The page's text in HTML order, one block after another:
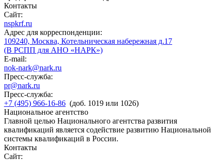
Контакты
Сайт:
nspkrf.ru
Адрес для корреспонденции:
109240, Москва, Котельническая набережная д.17
(В РСПП для АНО «НАРК»)
E-mail:
nok-nark@nark.ru
Пресс-служба:
pr@nark.ru
Пресс-служба:
+7 (495) 966-16-86 (доб. 1019 или 1026)
Национальное агентство
Главной целью Национального агентства развития
квалификаций является содействие развитию Национальной
системы квалификаций в России.
Контакты
Сайт: